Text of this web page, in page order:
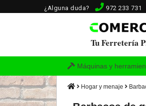
¿Alguna duda? 972 233 731
Tu Ferretería
Máquinas y
Hogar y menaje